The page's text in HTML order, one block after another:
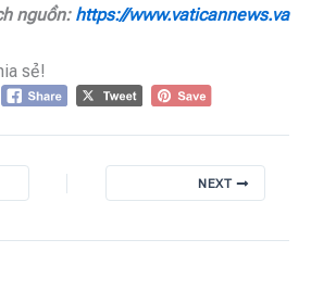
nguồn: https://www.vaticannews.va
sẻ!
NEXT